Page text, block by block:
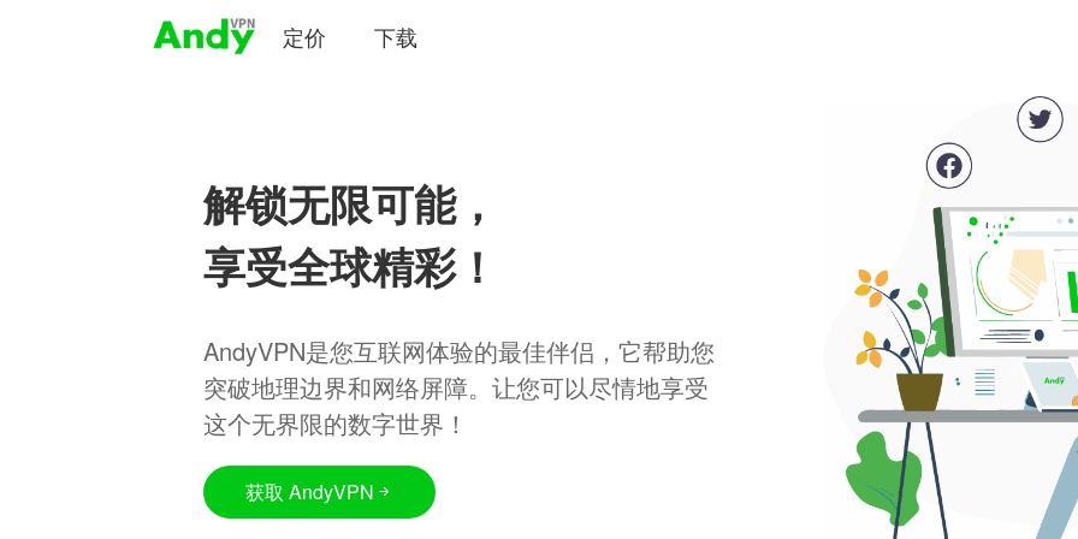
定价 下载
解锁无限可能，
享受全球精彩！
AndyVPN是您互联网体验的最佳伴侣，它帮助您
突破地理边界和网络屏障。让您可以尽情地享受
这个无界限的数字世界！
获取 AndyVPN